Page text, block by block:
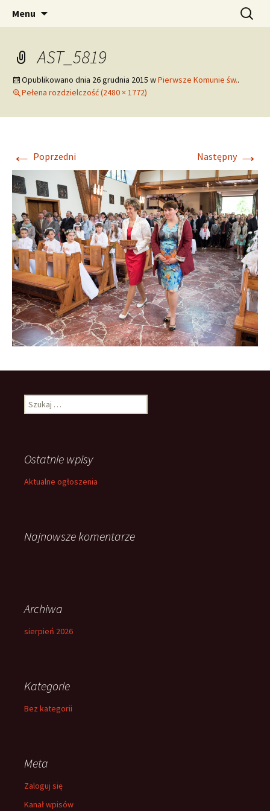
Tomaszowice – Parafia
Rzymskokatolicka
pw. Św. Apostołów Piotra i Pawła
Menu Szukaj:
AST_5819
Opublikowano dnia 26 grudnia 2015 wPierwsze Komunie św..
Pełena rozdzielczość (2480 × 1772)
← Poprzedni Następny →
Szukaj:
Ostatnie wpisy
Aktualne ogłoszenia
Najnowsze komentarze
Archiwa
sierpień 2026
Kategorie
Bez kategorii
Meta
Zaloguj się
Kanał wpisów